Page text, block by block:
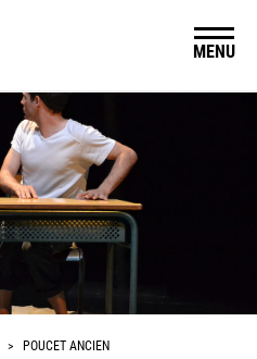
MENU
> POUCET ANCIEN